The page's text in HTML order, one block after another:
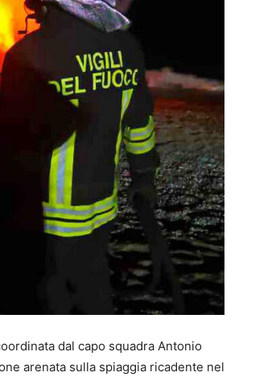
dal capo squadra Antonio
arenata sulla spiaggia ricadente nel